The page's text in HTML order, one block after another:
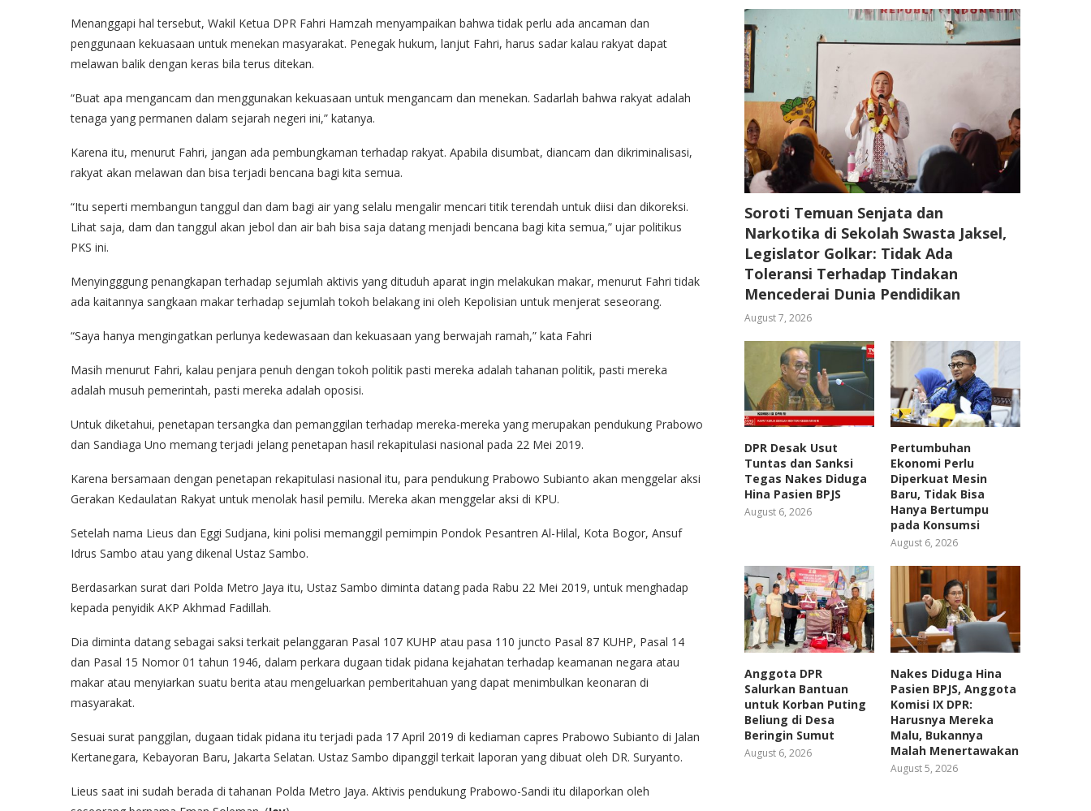
Menanggapi hal tersebut, Wakil Ketua DPR Fahri Hamzah menyampaikan bahwa tidak perlu ada ancaman dan
penggunaan kekuasaan untuk menekan masyarakat. Penegak hukum, lanjut Fahri, harus sadar kalau rakyat dapat
melawan balik dengan keras bila terus ditekan.
“Buat apa mengancam dan menggunakan kekuasaan untuk mengancam dan menekan. Sadarlah bahwa rakyat adalah
tenaga yang permanen dalam sejarah negeri ini,” katanya.
Karena itu, menurut Fahri, jangan ada pembungkaman terhadap rakyat. Apabila disumbat, diancam dan dikriminalisasi,
rakyat akan melawan dan bisa terjadi bencana bagi kita semua.
“Itu seperti membangun tanggul dan dam bagi air yang selalu mengalir mencari titik terendah untuk diisi dan dikoreksi.
Lihat saja, dam dan tanggul akan jebol dan air bah bisa saja datang menjadi bencana bagi kita semua,” ujar politikus
PKS ini.
Menyingggung penangkapan terhadap sejumlah aktivis yang dituduh aparat ingin melakukan makar, menurut Fahri tidak
ada kaitannya sangkaan makar terhadap sejumlah tokoh belakang ini oleh Kepolisian untuk menjerat seseorang.
“Saya hanya mengingatkan perlunya kedewasaan dan kekuasaan yang berwajah ramah,” kata Fahri
Masih menurut Fahri, kalau penjara penuh dengan tokoh politik pasti mereka adalah tahanan politik, pasti mereka
adalah musuh pemerintah, pasti mereka adalah oposisi.
Untuk diketahui, penetapan tersangka dan pemanggilan terhadap mereka-mereka yang merupakan pendukung Prabowo
dan Sandiaga Uno memang terjadi jelang penetapan hasil rekapitulasi nasional pada 22 Mei 2019.
Karena bersamaan dengan penetapan rekapitulasi nasional itu, para pendukung Prabowo Subianto akan menggelar aksi
Gerakan Kedaulatan Rakyat untuk menolak hasil pemilu. Mereka akan menggelar aksi di KPU.
Setelah nama Lieus dan Eggi Sudjana, kini polisi memanggil pemimpin Pondok Pesantren Al-Hilal, Kota Bogor, Ansuf
Idrus Sambo atau yang dikenal Ustaz Sambo.
Berdasarkan surat dari Polda Metro Jaya itu, Ustaz Sambo diminta datang pada Rabu 22 Mei 2019, untuk menghadap
kepada penyidik AKP Akhmad Fadillah.
Dia diminta datang sebagai saksi terkait pelanggaran Pasal 107 KUHP atau pasa 110 juncto Pasal 87 KUHP, Pasal 14
dan Pasal 15 Nomor 01 tahun 1946, dalam perkara dugaan tidak pidana kejahatan terhadap keamanan negara atau
makar atau menyiarkan suatu berita atau mengeluarkan pemberitahuan yang dapat menimbulkan keonaran di
masyarakat.
Sesuai surat panggilan, dugaan tidak pidana itu terjadi pada 17 April 2019 di kediaman capres Prabowo Subianto di Jalan
Kertanegara, Kebayoran Baru, Jakarta Selatan. Ustaz Sambo dipanggil terkait laporan yang dibuat oleh DR. Suryanto.
Lieus saat ini sudah berada di tahanan Polda Metro Jaya. Aktivis pendukung Prabowo-Sandi itu dilaporkan oleh
Soroti Temuan Senjata dan
Narkotika di Sekolah Swasta Jaksel,
Legislator Golkar: Tidak Ada
Toleransi Terhadap Tindakan
Mencederai Dunia Pendidikan
August 7, 2026
DPR Desak Usut
Tuntas dan Sanksi
Tegas Nakes Diduga
Hina Pasien BPJS
August 6, 2026
Pertumbuhan
Ekonomi Perlu
Diperkuat Mesin
Baru, Tidak Bisa
Hanya Bertumpu
pada Konsumsi
August 6, 2026
Anggota DPR
Salurkan Bantuan
untuk Korban Puting
Beliung di Desa
Beringin Sumut
August 6, 2026
Nakes Diduga Hina
Pasien BPJS, Anggota
Komisi IX DPR:
Harusnya Mereka
Malu, Bukannya
Malah Menertawakan
August 5, 2026